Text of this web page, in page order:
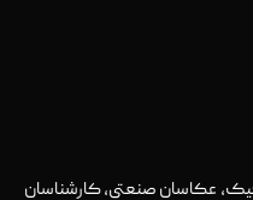
عکاسان صنعتی، کارشناسان